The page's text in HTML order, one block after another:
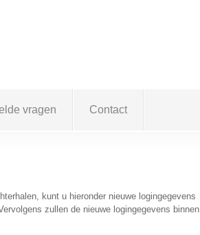
vragen Contact
kunt u hieronder nieuwe logingegevens
zullen de nieuwe logingegevens binnen